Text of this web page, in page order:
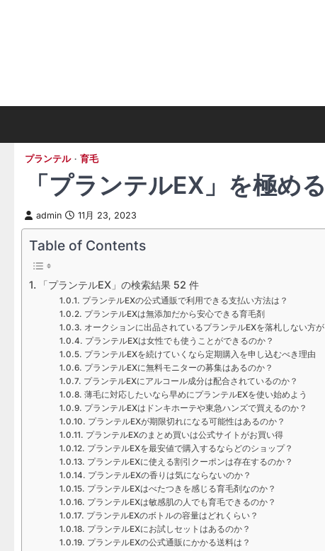
プランテル 育毛
「プランテルEX」を極める
admin 11月 23, 2023
Table of Contents
「プランテルEX」の検索結果 52 件
プランテルEXの公式通販で利用できる支払い方法は？
プランテルEXは無添加だから安心できる育毛剤
オークションに出品されているプランテルEXを落札しない方
プランテルEXは女性でも使うことができるのか？
プランテルEXを続けていくなら定期購入を申し込むべき理由
プランテルEXに無料モニターの募集はあるのか？
プランテルEXにアルコール成分は配合されているのか？
薄毛に対応したいなら早めにプランテルEXを使い始めよう
プランテルEXはドンキホーテや東急ハンズで買えるのか？
プランテルEXが期限切れになる可能性はあるのか？
プランテルEXのまとめ買いは公式サイトがお買い得
プランテルEXを最安値で購入するならどのショップ？
プランテルEXに使える割引クーポンは存在するのか？
プランテルEXの香りは気にならないのか？
プランテルEXはべたつきを感じる育毛剤なのか？
プランテルEXは敏感肌の人でも育毛できるのか？
プランテルEXのボトルの容量はどれくらい？
プランテルEXにお試しセットはあるのか？
プランテルEXの公式通販にかかる送料は？